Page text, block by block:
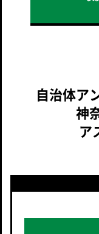
自治体ア
神
ア